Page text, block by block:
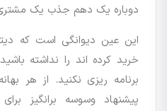
دوباره یک دهم جذب یک
این عین دیوانگی است که
خرید کرده اند را نداشته
برنامه ریزی نکنید. از هر
پیشنهاد وسوسه برانگیز